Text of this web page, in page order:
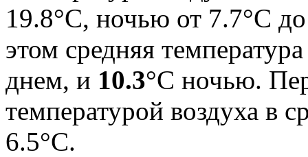
19.8°C, ночью от 7.7°C
этом средняя
днем, и 10.3°C ночью.
температурой воздуха в
6.5°С.